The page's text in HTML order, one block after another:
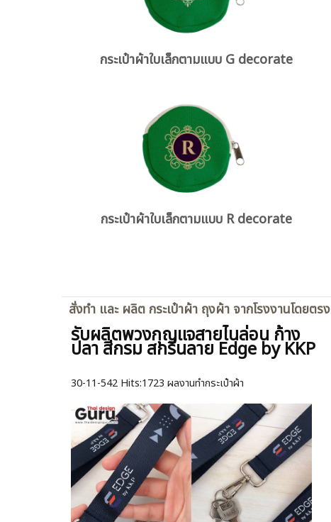
กระเป๋าผ้าใบเล็กตามแบบ G decorate
กระเป๋าผ้าใบเล็กตามแบบ R decorate
สั่งทำ และ ผลิต กระเป๋าผ้า ถุงผ้า จากโรงงานโดยตรง
รับผลิตพวงกุญแจสายไนล่อน ก้าง
ปลา สีกรม สกรีนลาย Edge by KKP
30-11-542 Hits:1723 ผลงานทำกระเป๋าผ้า